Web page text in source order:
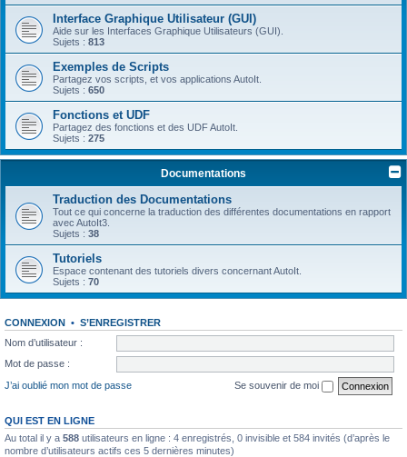
Interface Graphique Utilisateur (GUI)
Aide sur les Interfaces Graphique Utilisateurs (GUI).
Sujets : 813
Exemples de Scripts
Partagez vos scripts, et vos applications AutoIt.
Sujets : 650
Fonctions et UDF
Partagez des fonctions et des UDF AutoIt.
Sujets : 275
Documentations
Traduction des Documentations
Tout ce qui concerne la traduction des différentes documentations en rapport
avec AutoIt3.
Sujets : 38
Tutoriels
Espace contenant des tutoriels divers concernant AutoIt.
Sujets : 70
CONNEXION • S’ENREGISTRER
Nom d’utilisateur :
Mot de passe :
J’ai oublié mon mot de passe
Se souvenir de moi
QUI EST EN LIGNE
Au total il y a 588 utilisateurs en ligne : 4 enregistrés, 0 invisible et 584 invités (d’après le
nombre d’utilisateurs actifs ces 5 dernières minutes)